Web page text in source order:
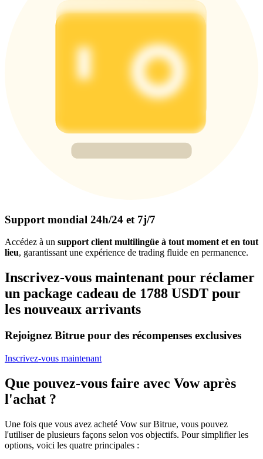
Support mondial 24h/24 et 7j/7
Accédez à un support client multilingüe à tout moment et en tout
lieu, garantissant une expérience de trading fluide en permanence.
Inscrivez-vous maintenant pour réclamer
un package cadeau de 1788 USDT pour
les nouveaux arrivants
Rejoignez Bitrue pour des récompenses exclusives
Inscrivez-vous maintenant
Que pouvez-vous faire avec Vow après
l'achat ?
Une fois que vous avez acheté Vow sur Bitrue, vous pouvez
l'utiliser de plusieurs façons selon vos objectifs. Pour simplifier les
options, voici les quatre principales :